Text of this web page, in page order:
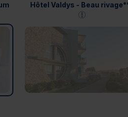
Hôtel Valdys - Beau